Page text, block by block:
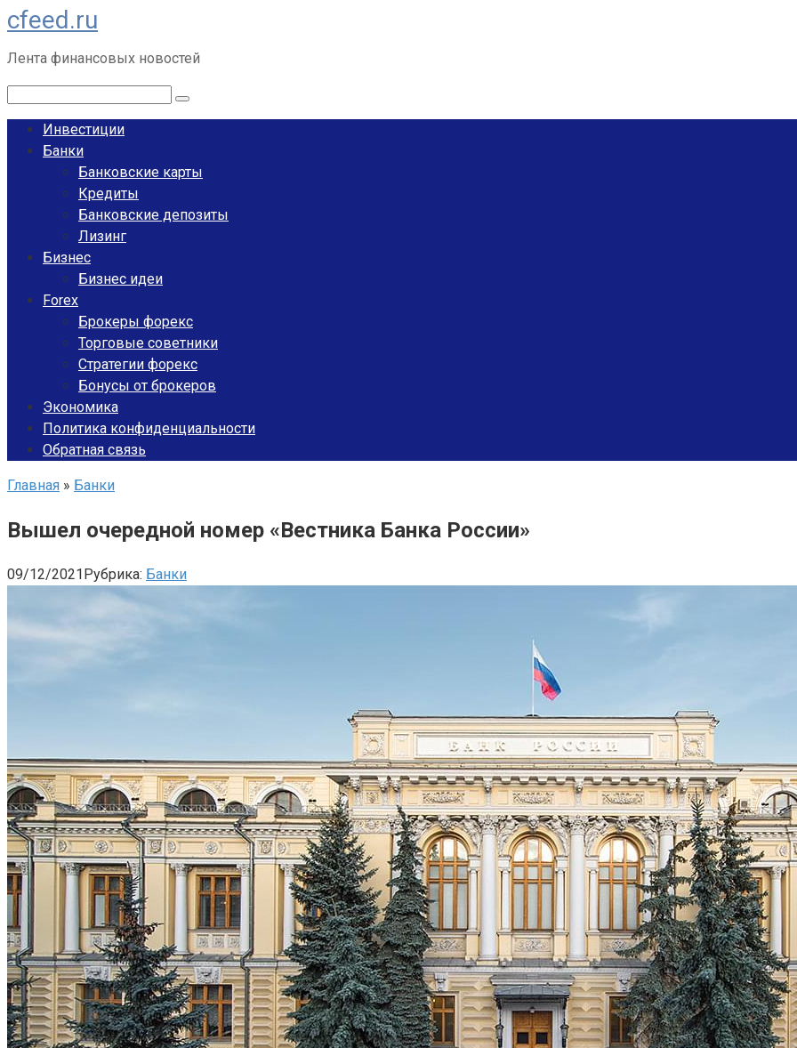
Перейти
к
контенту
cfeed.ru
Лента финансовых новостей
Инвестиции
Банки
Банковские карты
Кредиты
Банковские депозиты
Лизинг
Бизнес
Бизнес идеи
Forex
Брокеры форекс
Торговые советники
Стратегии форекс
Бонусы от брокеров
Экономика
Политика конфиденциальности
Обратная связь
Главная » Банки
Вышел очередной номер «Вестника Банка России»
09/12/2021Рубрика: Банки